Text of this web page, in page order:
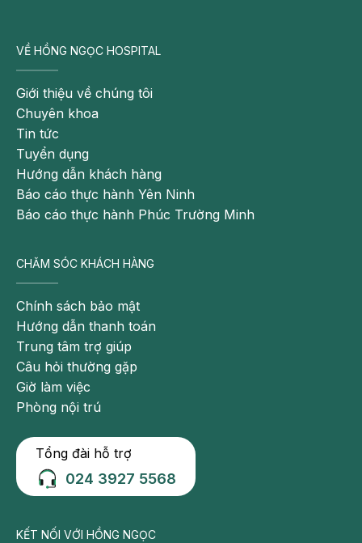
VỀ HỒNG NGỌC HOSPITAL
Giới thiệu về chúng tôi
Chuyên khoa
Tin tức
Tuyển dụng
Hướng dẫn khách hàng
Báo cáo thực hành Yên Ninh
Báo cáo thực hành Phúc Trường Minh
CHĂM SÓC KHÁCH HÀNG
Chính sách bảo mật
Hướng dẫn thanh toán
Trung tâm trợ giúp
Câu hỏi thường gặp
Giờ làm việc
Phòng nội trú
Tổng đài hỗ trợ
024 3927 5568
KẾT NỐI VỚI HỒNG NGỌC